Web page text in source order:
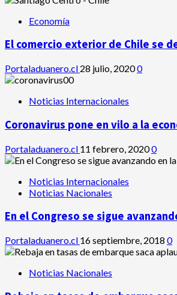
Economía
El comercio exterior de Chile se
Portaladuanero.cl 28 julio, 20200
Noticias Internacionales
Coronavirus pone en vilo a la
Portaladuanero.cl 11 febrero, 20200
Noticias Internacionales
Noticias Nacionales
En el Congreso se sigue
Portaladuanero.cl 16 septiembre, 2018 0
Noticias Nacionales